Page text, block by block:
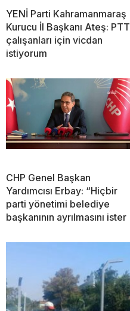
YENİ Parti Kahramanmaraş
Kurucu İl Başkanı Ateş: PTT
çalışanları için vicdan
istiyorum
CHP Genel Başkan
Yardımcısı Erbay: “Hiçbir
parti yönetimi belediye
başkanının ayrılmasını ister